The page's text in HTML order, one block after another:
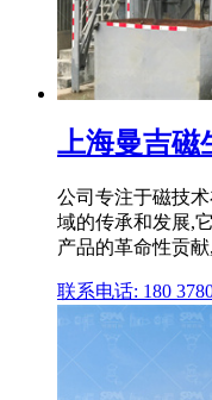
上海曼吉磁
公司专注于磁技
域的传承和发展,
产品的革命性贡
联系电话: 180